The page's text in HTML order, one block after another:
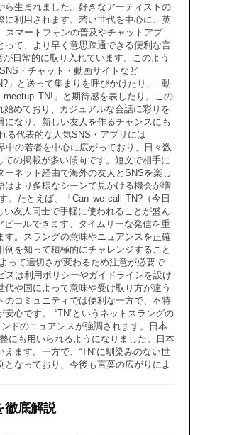
ら生まれました。好きなアーティストの
利用されます。若い世代を中心に、英
スマートフォンの普及やチャットアプ
って、より早く意思疎通できる便利な言
日常的に取り入れています。このよう
・チャット・動画サイトなど
」と送って集まりを呼びかけたり、- 動
TN!」と期待感を表したり。この
めており、カジュアルな会話に彩りを
なり、新しい友人を作るチャンスにも
る代表的な人気SNS・アプリには
中の若者を中心に広がっており、日々数
の掲載が多い傾向です。短文で相手に
ネット経由で海外の友人とSNSを楽し
はより多様なシーンで見かける機会が増
。たとえば、「Can we call TN?（今日
友人同士で手軽に使われることが盛ん
ールできます。タイムリーな発信を重
。スラングの意味やニュアンスを正確
を知って積極的にチャレンジすること
って適切さが変わるため注意が必要で
は利用ポリシーやガイドラインを設け
や国によって意味や受け取り方が違う
コミュニティでは便利な一方で、不特
心です。 “TN”というネットスラングの
ドのニュアンスが強調されます。日本
にも用いられるようになりました。日本
ます。一方で、“TN”に馴染みのない世
なっており、今後も言葉の広がりによ
徹底解説